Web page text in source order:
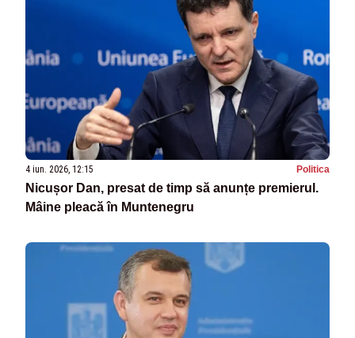
4 iun. 2026, 12:15 Politica
Nicușor Dan, presat de timp să anunțe premierul.
Mâine pleacă în Muntenegru